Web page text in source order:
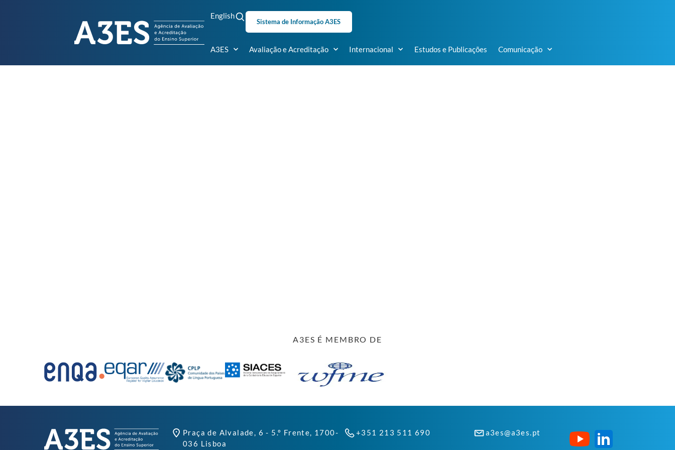
English
Sistema de Informação A3ES
A3ES Avaliação e Acreditação Internacional Estudos e Publicações Comunicação
A3ES É MEMBRO DE
Praça de Alvalade, 6 - 5.º Frente, 1700-
036 Lisboa
+351 213 511 690 a3es@a3es.pt